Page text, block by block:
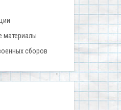
материалы
сборов